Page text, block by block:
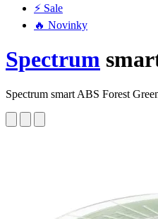
⚡ Sale
🔥 Novinky
Spectrum
Spectrum smart ABS Forest